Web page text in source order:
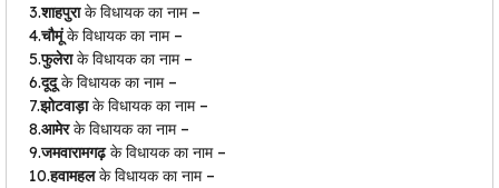
3.शाहपुराके विधायक का नाम –
4.चौमूंके विधायक का नाम –
5.फुलेराके विधायक का नाम –
6.दूदूके विधायक का नाम –
7.झोटवाड़ाके विधायक का नाम –
8.आमेरके विधायक का नाम –
9.जमवारामगढ़के विधायक का नाम –
10.हवामहलके विधायक का नाम –